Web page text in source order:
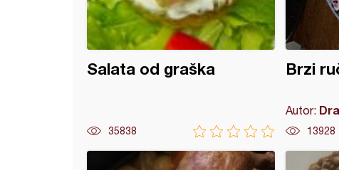
Salata od graška
35838
Brzi
Autor:
13928
od povrća (blitva, tikvica, krompir, šargarepa)